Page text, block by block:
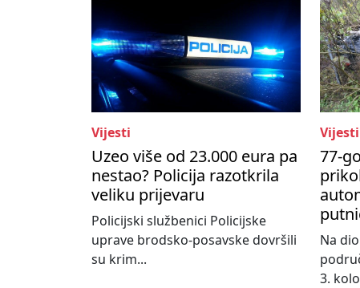
Vijesti
Uzeo više od 23.000 eura pa
nestao? Policija razotkrila
veliku prijevaru
Policijski službenici Policijske
uprave brodsko-posavske dovršili
su krim...
Vijesti
77-
Na
3.